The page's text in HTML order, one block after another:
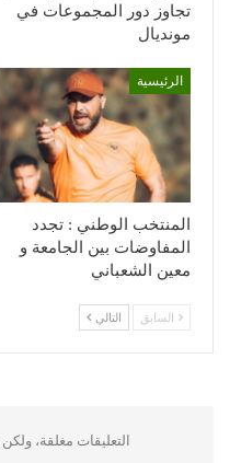
تجاوز دور المجموعات في
مونديال
الرئيسية
المنتخب الوطني : تجدد
المفاوضات بين الجامعة و
معين الشعباني
السابق التالي
التعليقات مغلقة، ولكن